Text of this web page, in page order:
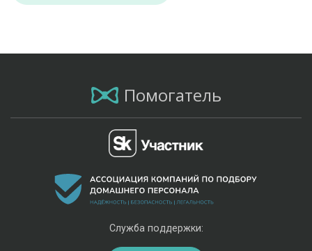
Помогатель
Служба поддержки: